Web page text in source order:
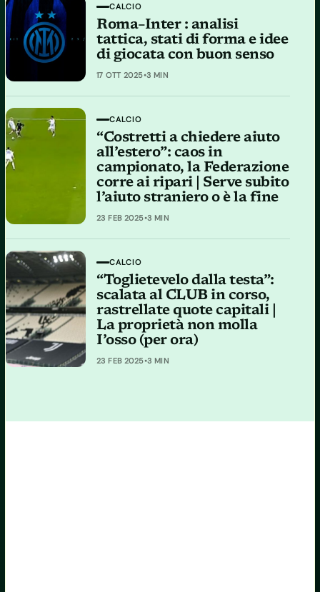
CALCIO
Roma–Inter : analisi
tattica, stati di forma e idee
di giocata con buon senso
17 OTT 2025•3 MIN
CALCIO
“Costretti a chiedere aiuto
all’estero”: caos in
campionato, la Federazione
corre ai ripari | Serve subito
l’aiuto straniero o è la fine
23 FEB 2025•3 MIN
CALCIO
“Toglietevelo dalla testa”:
scalata al CLUB in corso,
rastrellate quote capitali |
La proprietà non molla
I’osso (per ora)
23 FEB 2025•3 MIN